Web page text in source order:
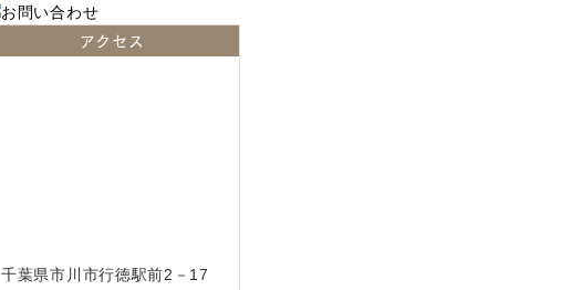
アクセス
千葉県市川市行徳駅前2－17